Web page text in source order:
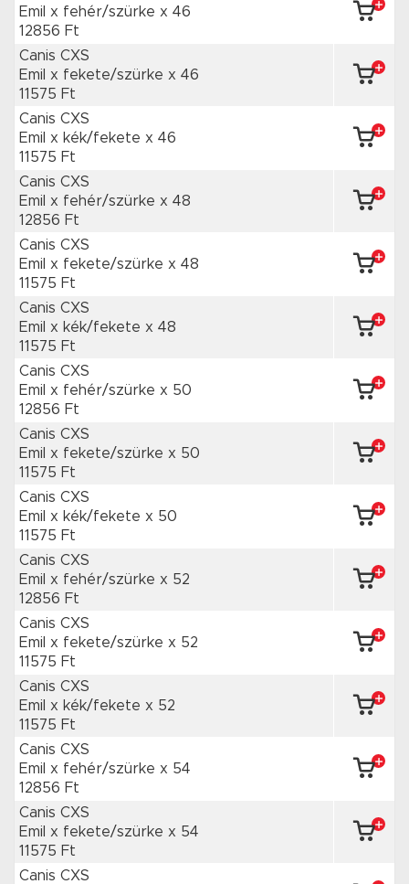
Emil x fehér/szürke x 46
12856 Ft
Canis CXS
Emil x fekete/szürke x 46
11575 Ft
Canis CXS
Emil x kék/fekete x 46
11575 Ft
Canis CXS
Emil x fehér/szürke x 48
12856 Ft
Canis CXS
Emil x fekete/szürke x 48
11575 Ft
Canis CXS
Emil x kék/fekete x 48
11575 Ft
Canis CXS
Emil x fehér/szürke x 50
12856 Ft
Canis CXS
Emil x fekete/szürke x 50
11575 Ft
Canis CXS
Emil x kék/fekete x 50
11575 Ft
Canis CXS
Emil x fehér/szürke x 52
12856 Ft
Canis CXS
Emil x fekete/szürke x 52
11575 Ft
Canis CXS
Emil x kék/fekete x 52
11575 Ft
Canis CXS
Emil x fehér/szürke x 54
12856 Ft
Canis CXS
Emil x fekete/szürke x 54
11575 Ft
Canis CXS